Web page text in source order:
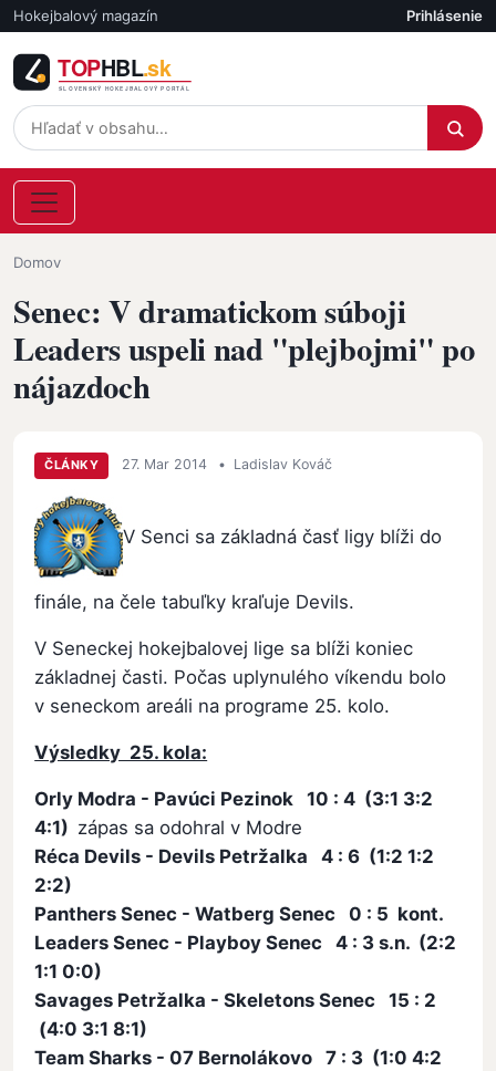
Skočiť na hlavný obsah
Hokejbalový magazín Účet
Prihlásenie
Omrvinka
Domov
Senec: V dramatickom súboji
Leaders uspeli nad "plejbojmi" po
nájazdoch
ČLÁNKY 27. Mar 2014 • Ladislav Kováč
V Senci sa základná časť ligy blíži do
finále, na čele tabuľky kraľuje Devils.
V Seneckej hokejbalovej lige sa blíži koniec
základnej časti. Počas uplynulého víkendu bolo
v seneckom areáli na programe 25. kolo.
Výsledky 25. kola:
Orly Modra - Pavúci Pezinok 10 : 4 (3:1 3:2
4:1) zápas sa odohral v Modre
Réca Devils - Devils Petržalka 4 : 6 (1:2 1:2
2:2)
Panthers Senec - Watberg Senec 0 : 5 kont.
Leaders Senec - Playboy Senec 4 : 3 s.n. (2:2
1:1 0:0)
Savages Petržalka - Skeletons Senec 15 : 2
(4:0 3:1 8:1)
Team Sharks - 07 Bernolákovo 7 : 3 (1:0 4:2